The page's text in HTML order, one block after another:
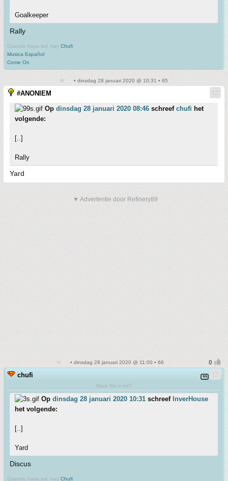
Goalkeeper
Rally
Cuando haya sol, hay Chufi
Musica Español
Come On
• dinsdag 28 januari 2020 @ 10:31 • 65
#ANONIEM
Op dinsdag 28 januari 2020 08:46 schreef chufi het
volgende:
[..]
Rally
Yard
▼ Advertentie door Refinery89
• dinsdag 28 januari 2020 @ 11:00 • 66
chufi
Hace frio o no?
Op dinsdag 28 januari 2020 10:31 schreef InverHouse
het volgende:
[..]
Yard
Discus
Cuando haya sol, hay Chufi